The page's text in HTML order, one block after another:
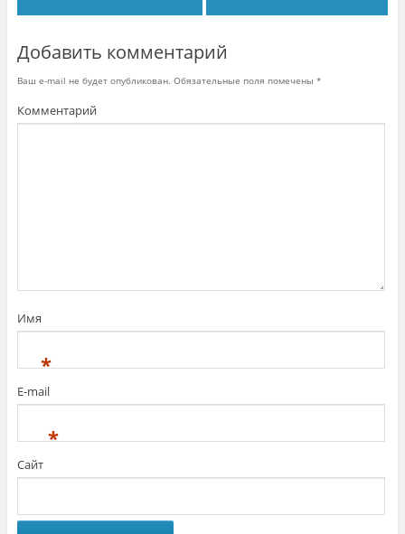
с
н
о
о
м
к
н
Добавить комментарий
Ваш e-mail не будет опубликован. Обязательные поля помечены *
Комментарий
Имя
*
E-mail
*
Сайт